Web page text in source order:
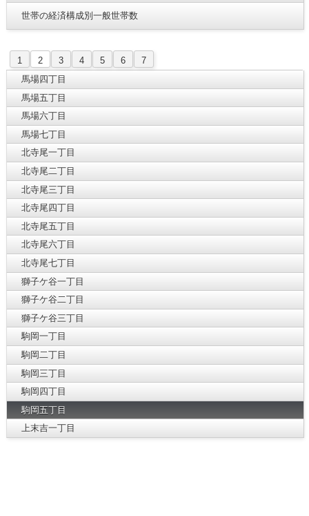
世帯の経済構成別一般世帯数
1 2 3 4 5 6
7
馬場四丁目
馬場五丁目
馬場六丁目
馬場七丁目
北寺尾一丁目
北寺尾二丁目
北寺尾三丁目
北寺尾四丁目
北寺尾五丁目
北寺尾六丁目
北寺尾七丁目
獅子ケ谷一丁目
獅子ケ谷二丁目
獅子ケ谷三丁目
駒岡一丁目
駒岡二丁目
駒岡三丁目
駒岡四丁目
駒岡五丁目
上末吉一丁目